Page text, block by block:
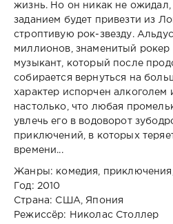
жизнь. Но он никак не ожидал,
заданием будет привезти из
строптивую рок-звезду.
миллионов, знаменитый рокер
музыкант, который после
собирается вернуться на
характер испорчен алкоголем
настолько, что любая
увлечь его в водоворот
приключений, в которых
времени...
Жанры: комедия,
Год: 2010
Страна: США, Япония
Режиссёр: Николас Столлер